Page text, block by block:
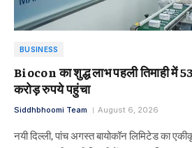
BUSINESS
Biocon का शुद्ध लाभ पहली तिमाही में
करोड़ रुपये पहुंचा
Siddhbhoomi Team August 6, 2026
नयी दिल्ली, पांच अगस्त बायोकॉन लिमिटेड का